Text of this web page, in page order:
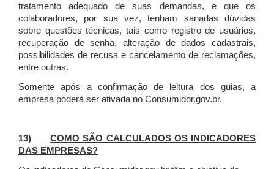
tratamento adequado de suas demandas, e que os
colaboradores, por sua vez, tenham sanadas dúvidas
sobre questões técnicas, tais como registro de usuários,
recuperação de senha, alteração de dados cadastrais,
possibilidades de recusa e cancelamento de reclamações,
entre outras.
Somente após a confirmação de leitura dos guias, a
empresa poderá ser ativada no Consumidor.gov.br.
13)COMO SÃO CALCULADOS OS INDICADORES
DAS EMPRESAS?